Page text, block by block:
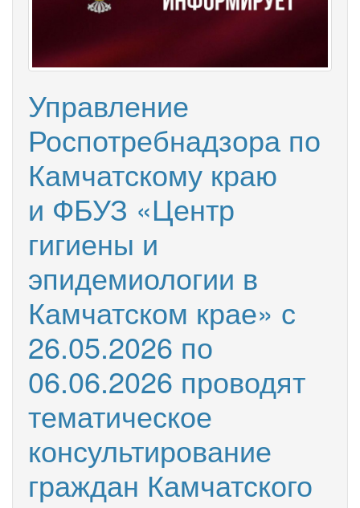
Управление
Роспотребнадзора по
Камчатскому краю
и ФБУЗ «Центр
гигиены и
эпидемиологии в
Камчатском крае» с
26.05.2026 по
06.06.2026 проводят
тематическое
консультирование
граждан Камчатского